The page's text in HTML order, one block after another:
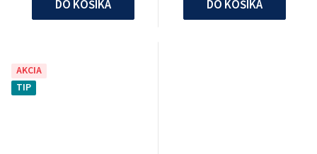
DO KOŠÍKA DO KOŠÍKA
AKCIA
TIP